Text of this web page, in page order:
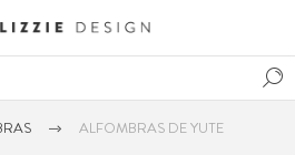
ALFOMBRAS DE YUTE